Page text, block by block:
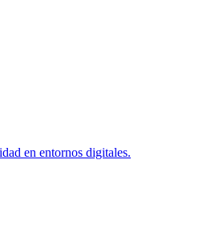
en entornos digitales.